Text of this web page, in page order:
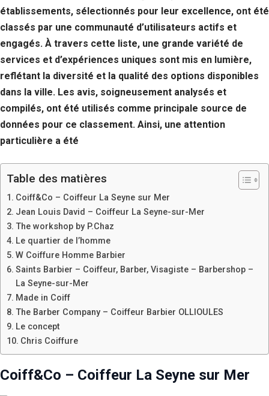
établissements, sélectionnés pour leur excellence, ont été
classés par une communauté d’utilisateurs actifs et
engagés. À travers cette liste, une grande variété de
services et d’expériences uniques sont mis en lumière,
reflétant la diversité et la qualité des options disponibles
dans la ville. Les avis, soigneusement analysés et
compilés, ont été utilisés comme principale source de
données pour ce classement. Ainsi, une attention
particulière a été
Table des matières
Coiff&Co – Coiffeur La Seyne sur Mer
Jean Louis David – Coiffeur La Seyne-sur-Mer
The workshop by P.Chaz
Le quartier de l’homme
W Coiffure Homme Barbier
Saints Barbier – Coiffeur, Barber, Visagiste – Barbershop –
La Seyne-sur-Mer
Made in Coiff
The Barber Company – Coiffeur Barbier OLLIOULES
Le concept
Chris Coiffure
Coiff&Co – Coiffeur La Seyne sur Mer